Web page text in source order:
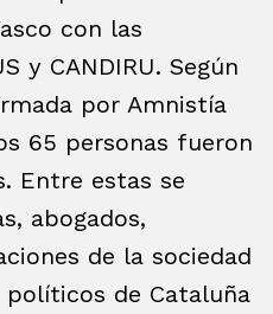
con las
y CANDIRU. Según
por Amnistía
65 personas fueron
Entre estas se
abogados,
de la sociedad
de Cataluña